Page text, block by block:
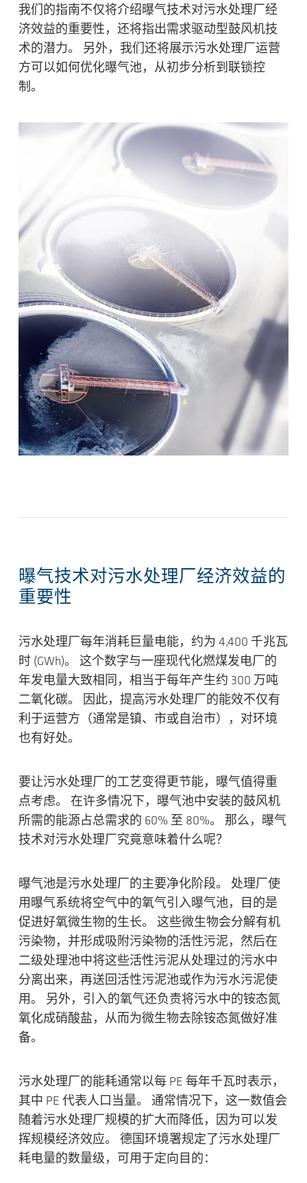
我们的指南不仅将介绍曝气技术对污水处理厂经
济效益的重要性，还将指出需求驱动型鼓风机技
术的潜力。 另外，我们还将展示污水处理厂运营
方可以如何优化曝气池，从初步分析到联锁控
制。
曝气技术对污水处理厂经济效益的
重要性
污水处理厂每年消耗巨量电能，约为 4,400 千兆瓦
时 (GWh)。 这个数字与一座现代化燃煤发电厂的
年发电量大致相同，相当于每年产生约 300 万吨
二氧化碳。 因此， 提高污水处理厂的能效不仅有
利于运营方 （通常是镇、市或自治市），对环境
也有好处。
要让污水处理厂的工艺变得更节能， 曝气值得重
点考虑。 在许多情况下，曝气池中安装的鼓风机
所需的能源占总需求的 60% 至 80%。 那么，曝气
技术对污水处理厂究竟意味着什么呢？
曝气池是污水处理厂的主要净化阶段。 处理厂使
用曝气系统将空气中的氧气引入曝气池，目的是
促进好氧微生物的生长。 这些微生物会分解有机
污染物，并形成吸附污染物的活性污泥，然后在
二级处理池中将这些活性污泥从处理过的污水中
分离出来，再送回活性污泥池或作为污水污泥使
用。 另外，引入的氧气还负责将污水中的铵态氮
氧化成硝酸盐，从而为微生物去除铵态氮做好准
备。
污水处理厂的能耗通常以每 PE 每年千瓦时表示，
其中 PE 代表人口当量。 通常情况下，这一数值会
随着污水处理厂规模的扩大而降低，因为可以发
挥规模经济效应。 德国环境署规定了污水处理厂
耗电量的数量级，可用于定向目的：